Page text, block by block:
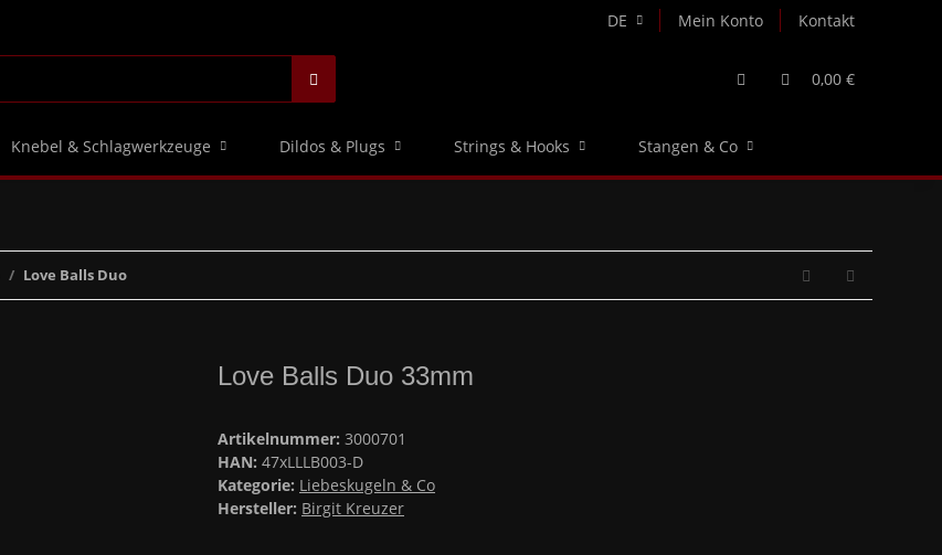
DE Mein Konto Kontakt
0,00 €
Knebel & Schlagwerkzeuge Dildos & Plugs Strings & Hooks Stangen & Co
Love Balls Duo
Love Balls Duo 33mm
Artikelnummer: 3000701
HAN: 47xLLLB003-D
Kategorie: Liebeskugeln & Co
Hersteller: Birgit Kreuzer